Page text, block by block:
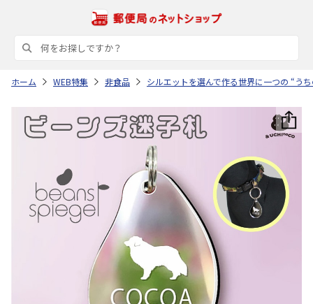
ホーム WEB特集 非食品 シルエットを選んで作る世界に一つの “う